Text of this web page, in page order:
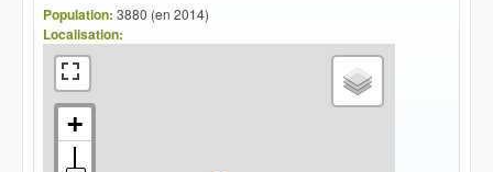
Population: 3880 (en 2014)
Localisation: